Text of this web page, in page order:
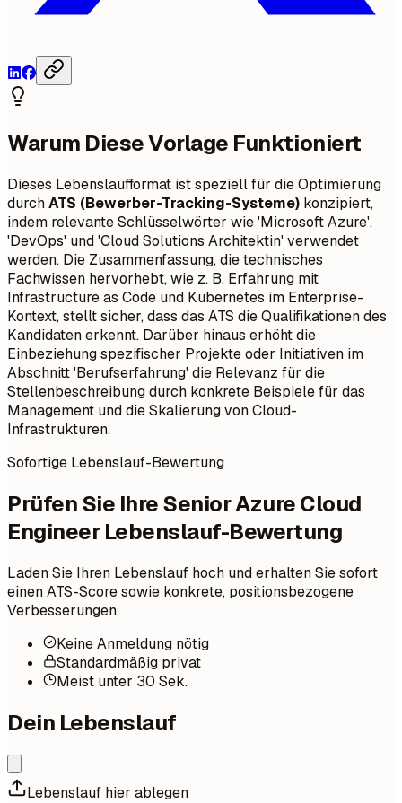
Warum Diese Vorlage Funktioniert
Dieses Lebenslaufformat ist speziell für die Optimierung
durchATS (Bewerber-Tracking-Systeme) konzipiert,
indem relevante Schlüsselwörter wie 'Microsoft Azure',
'DevOps' und 'Cloud Solutions Architektin' verwendet
werden. Die Zusammenfassung, die technisches
Fachwissen hervorhebt, wie z. B. Erfahrung mit
Infrastructure as Code und Kubernetes im Enterprise-
Kontext, stellt sicher, dass das ATS die Qualifikationen des
Kandidaten erkennt. Darüber hinaus erhöht die
Einbeziehung spezifischer Projekte oder Initiativen im
Abschnitt 'Berufserfahrung' die Relevanz für die
Stellenbeschreibung durch konkrete Beispiele für das
Management und die Skalierung von Cloud-
Infrastrukturen.
Sofortige Lebenslauf-Bewertung
Prüfen Sie Ihre Senior Azure Cloud
Engineer Lebenslauf-Bewertung
Laden Sie Ihren Lebenslauf hoch und erhalten Sie sofort
einen ATS-Score sowie konkrete, positionsbezogene
Verbesserungen.
Keine Anmeldung nötig
Standardmäßig privat
Meist unter 30 Sek.
Dein Lebenslauf
Lebenslauf hier ablegen